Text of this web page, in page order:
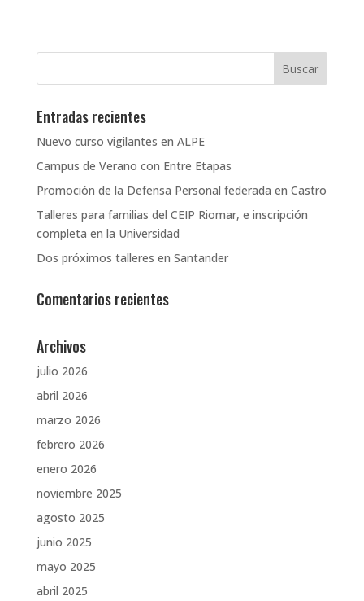
Entradas recientes
Nuevo curso vigilantes en ALPE
Campus de Verano con Entre Etapas
Promoción de la Defensa Personal federada en Castro
Talleres para familias del CEIP Riomar, e inscripción
completa en la Universidad
Dos próximos talleres en Santander
Comentarios recientes
Archivos
julio 2026
abril 2026
marzo 2026
febrero 2026
enero 2026
noviembre 2025
agosto 2025
junio 2025
mayo 2025
abril 2025